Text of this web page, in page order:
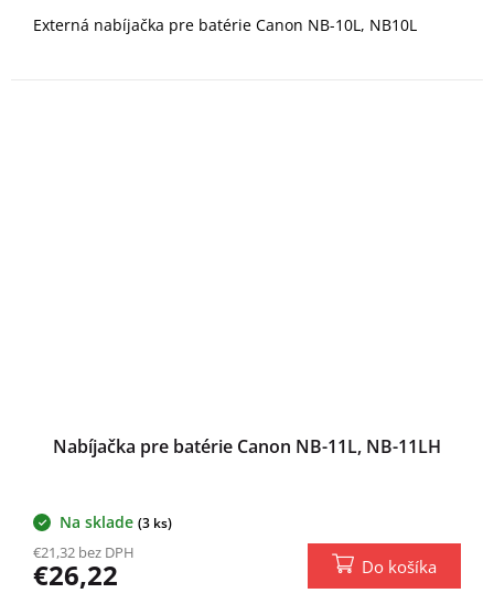
Externá nabíjačka pre batérie Canon NB-10L, NB10L
Nabíjačka pre batérie Canon NB-11L, NB-11LH
Na sklade (3 ks)
€21,32 bez DPH
€26,22 Do košíka